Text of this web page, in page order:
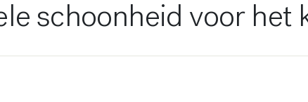
schoonheid voor het